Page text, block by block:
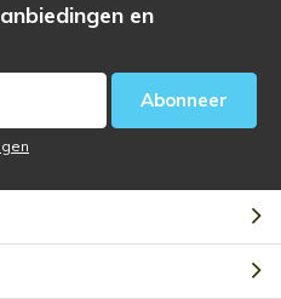
en
Abonneer